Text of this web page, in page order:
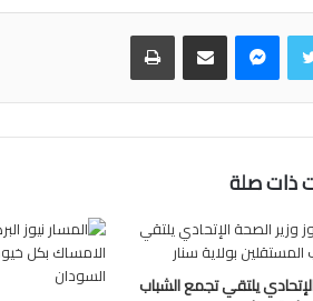
تويتر ماسنجر مشاركة عبر البريد طباعة
ذات صلة
يلتقي تجمع الشباب